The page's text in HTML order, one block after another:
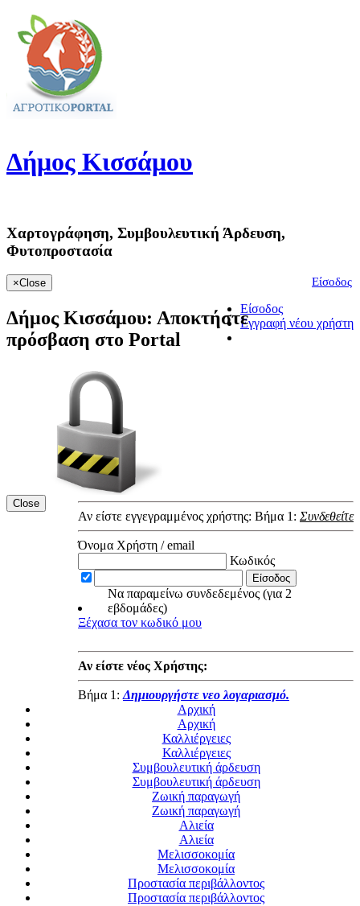
Δήμος Κισσάμου
Χαρτογράφηση, Συμβουλευτική Άρδευση,
Φυτοπροστασία
Είσοδος
Είσοδος
Εγγραφή νέου χρήστη
×Close
Δήμος Κισσάμου: Αποκτήστε
πρόσβαση στο Portal
Αν είστε εγγεγραμμένος χρήστης: Βήμα 1: Συνδεθείτε
Όνομα Χρήστη / email
Κωδικός
Να παραμείνω συνδεδεμένος (για 2
εβδομάδες)
Ξέχασα τον κωδικό μου
Αν είστε νέος Χρήστης:
Βήμα 1: Δημιουργήστε νεο λογαριασμό.
Close
Αρχική
Αρχική
Καλλιέργειες
Καλλιέργειες
Συμβουλευτική άρδευση
Συμβουλευτική άρδευση
Ζωική παραγωγή
Ζωική παραγωγή
Αλιεία
Αλιεία
Μελισσοκομία
Μελισσοκομία
Προστασία περιβάλλοντος
Προστασία περιβάλλοντος